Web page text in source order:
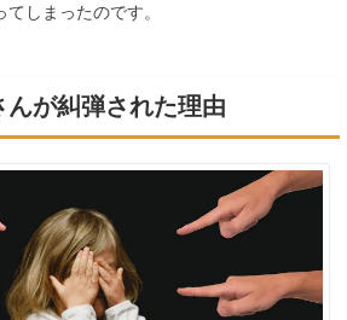
しまったのです。
が糾弾された理由